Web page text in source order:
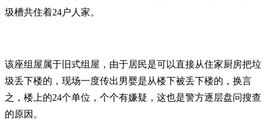
圾槽共住着24户人家。
该座组屋属于旧式组屋，由于居民是可以直接从住家厨房把垃
圾丢下楼的，现场一度传出男婴是从楼下被丢下楼的，换言
之，楼上的24个单位，个个有嫌疑，这也是警方逐层盘问搜查
的原因。